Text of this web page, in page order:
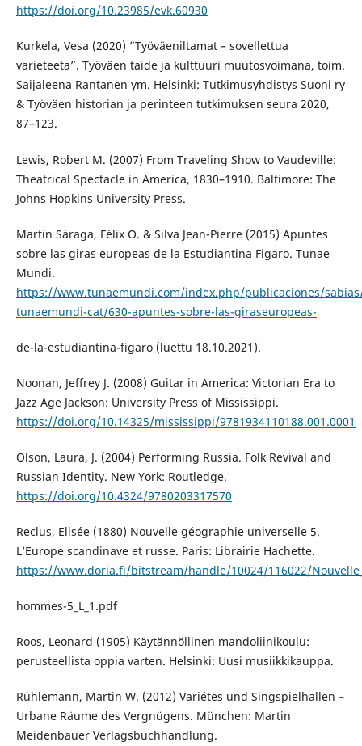
https://doi.org/10.23985/evk.60930
Kurkela, Vesa (2020) ”Työväeniltamat – sovellettua
varieteeta”. Työväen taide ja kulttuuri muutosvoimana, toim.
Saijaleena Rantanen ym. Helsinki: Tutkimusyhdistys Suoni ry
& Työväen historian ja perinteen tutkimuksen seura 2020,
87–123.
Lewis, Robert M. (2007) From Traveling Show to Vaudeville:
Theatrical Spectacle in America, 1830–1910. Baltimore: The
Johns Hopkins University Press.
Martin Sáraga, Félix O. & Silva Jean-Pierre (2015) Apuntes
sobre las giras europeas de la Estudiantina Figaro. Tunae
Mundi.
https://www.tunaemundi.com/index.php/publicaciones/
tunaemundi-cat/630-apuntes-sobre-las-giraseuropeas-
de-la-estudiantina-figaro (luettu 18.10.2021).
Noonan, Jeffrey J. (2008) Guitar in America: Victorian Era to
Jazz Age Jackson: University Press of Mississippi.
https://doi.org/10.14325/mississippi/9781934110188.001.0001
Olson, Laura, J. (2004) Performing Russia. Folk Revival and
Russian Identity. New York: Routledge.
https://doi.org/10.4324/9780203317570
Reclus, Elisée (1880) Nouvelle géographie universelle 5.
L’Europe scandinave et russe. Paris: Librairie Hachette.
https://www.doria.fi/bitstream/handle/10024/116022/
hommes-5_L_1.pdf
Roos, Leonard (1905) Käytännöllinen mandoliinikoulu:
perusteellista oppia varten. Helsinki: Uusi musiikkikauppa.
Rühlemann, Martin W. (2012) Variétes und Singspielhallen –
Urbane Räume des Vergnügens. München: Martin
Meidenbauer Verlagsbuchhandlung.